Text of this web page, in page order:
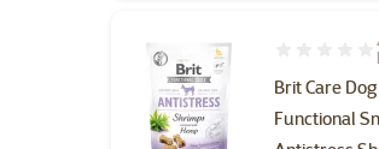
Brit Care Dog
Functional
Hodnocení